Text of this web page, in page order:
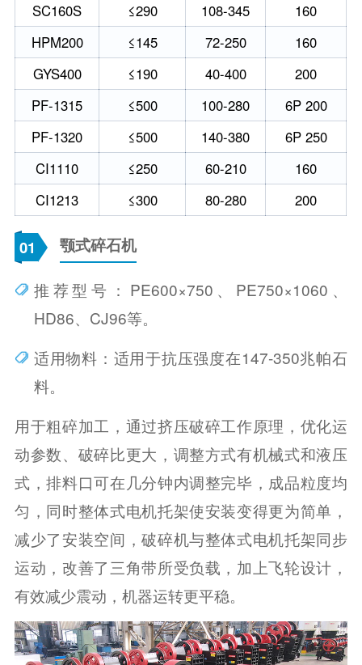
SC160S
≤290 108-345
160
HPM200
≤145 72-250
160
GYS400
≤190 40-400
200
PF-1315
≤500 100-280
6P 200
PF-1320
≤500 140-380
6P 250
CI1110
≤250 60-210
160
CI1213
≤300 80-280 200
01 颚式碎石机
推荐型号：PE600×750、PE750×1060、
HD86、CJ96等。
适用物料：适用于抗压强度在147-350兆帕石
料。
用于粗碎加工，通过挤压破碎工作原理，优化运
动参数、破碎比更大，调整方式有机械式和液压
式，排料口可在几分钟内调整完毕，成品粒度均
匀，同时整体式电机托架使安装变得更为简单，
减少了安装空间，破碎机与整体式电机托架同步
运动，改善了三角带所受负载，加上飞轮设计，
有效减少震动，机器运转更平稳。